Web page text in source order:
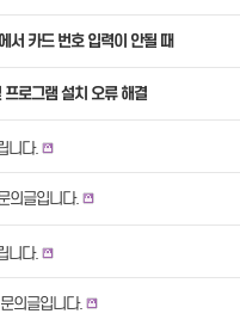
서 카드 번호 입력이 안될 때
로그램 설치 오류 해결
니다.
의글입니다.
니다.
의글입니다.